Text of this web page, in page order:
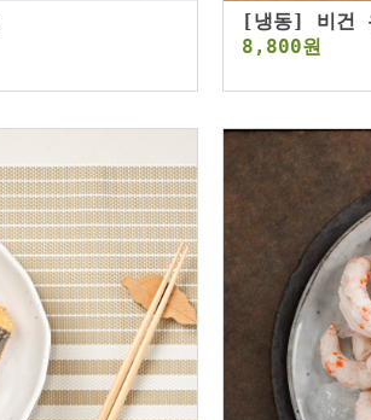
[냉동] 비건
8,800원